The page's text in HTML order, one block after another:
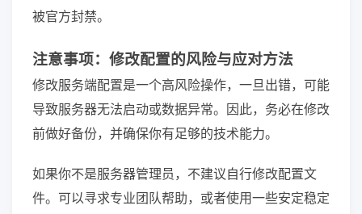
被官方封禁。
注意事项：修改配置的风险与应对方法
修改服务端配置是一个高风险操作，一旦出错，可能
导致服务器无法启动或数据异常。因此，务必在修改
前做好备份，并确保你有足够的技术能力。
如果你不是服务器管理员，不建议自行修改配置文
件。可以寻求专业团队帮助，或者使用一些安定稳定